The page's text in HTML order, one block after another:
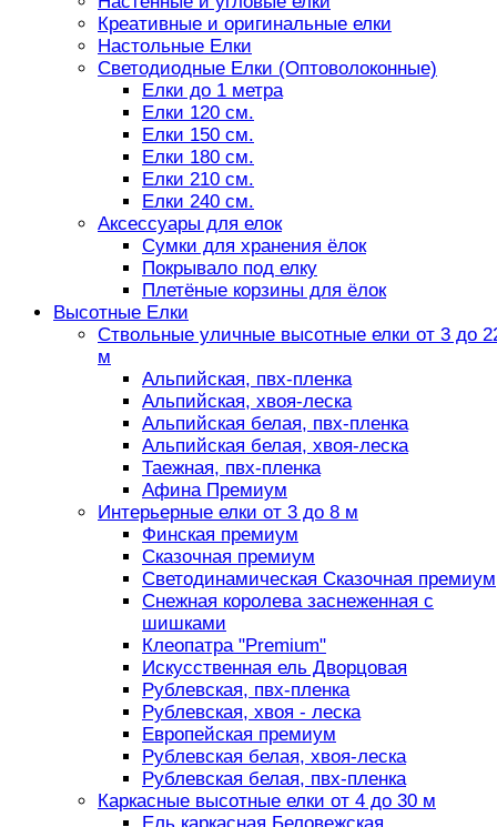
Креативные и оригинальные елки
Настольные Елки
Светодиодные Елки (Оптоволоконные)
Елки до 1 метра
Елки 120 см.
Елки 150 см.
Елки 180 см.
Елки 210 см.
Елки 240 см.
Аксессуары для елок
Сумки для хранения ёлок
Покрывало под елку
Плетёные корзины для ёлок
Высотные Елки
Ствольные уличные высотные елки от 3 до
м
Альпийская, пвх-пленка
Альпийская, хвоя-леска
Альпийская белая, пвх-пленка
Альпийская белая, хвоя-леска
Таежная, пвх-пленка
Афина Премиум
Интерьерные елки от 3 до 8 м
Финская премиум
Сказочная премиум
Светодинамическая Сказочная премиум
Снежная королева заснеженная с
шишками
Клеопатра "Premium"
Искусственная ель Дворцовая
Рублевская, пвх-пленка
Рублевская, хвоя - леска
Европейская премиум
Рублевская белая, хвоя-леска
Рублевская белая, пвх-пленка
Каркасные высотные елки от 4 до 30 м